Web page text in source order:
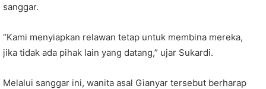
sanggar.
“Kami menyiapkan relawan tetap untuk membina mereka,
jika tidak ada pihak lain yang datang,” ujar Sukardi.
Melalui sanggar ini, wanita asal Gianyar tersebut berharap